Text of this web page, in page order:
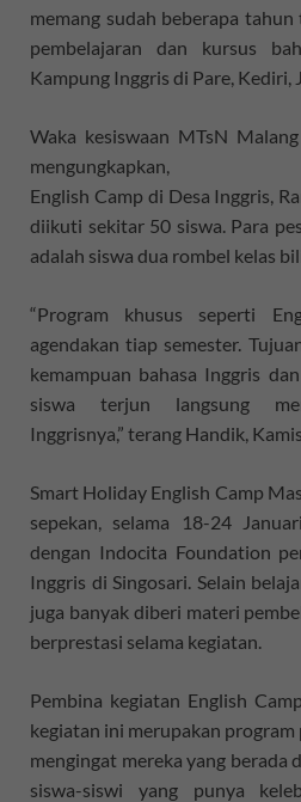
memang sudah beberapa
pembelajaran dan kursus
Kampung Inggris di Pare, Kediri,
Waka kesiswaan MTsN
mengungkapkan,
English Camp di Desa Inggris,
diikuti sekitar 50 siswa. Para
adalah siswa dua rombel kelas
“Program khusus seperti
agendakan tiap semester.
kemampuan bahasa Inggris
siswa terjun langsung
Inggrisnya,” terang Handik,
Smart Holiday English Camp
sepekan, selama 18-24
dengan Indocita Foundation
Inggris di Singosari. Selain
juga banyak diberi materi
berprestasi selama kegiatan.
Pembina kegiatan English
kegiatan ini merupakan program
mengingat mereka yang berada
siswa-siswi yang punya